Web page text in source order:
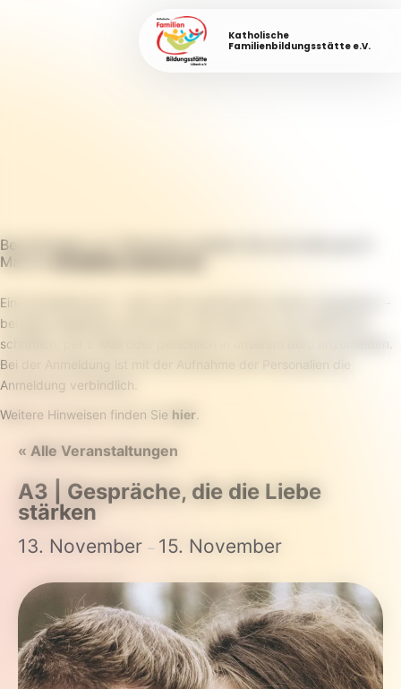
Katholische
Familienbildungsstätte e.V.
Bei Anfragen zur Teilnahme melden Sie sich bitte per E-
Mail an
Eine Anmeldung ist – wenn nicht ausdrücklich anders angegeben –
bei allen Angeboten erforderlich. Wir bitten Sie, sich telefonisch,
schriftlich, per E-Mail oder persönlich in unserem Büro anzumelden.
Bei der Anmeldung ist mit der Aufnahme der Personalien die
Anmeldung verbindlich.
Weitere Hinweisen finden Sie hier.
« Alle Veranstaltungen
A3 | Gespräche, die die Liebe
stärken
13. November – 15. November